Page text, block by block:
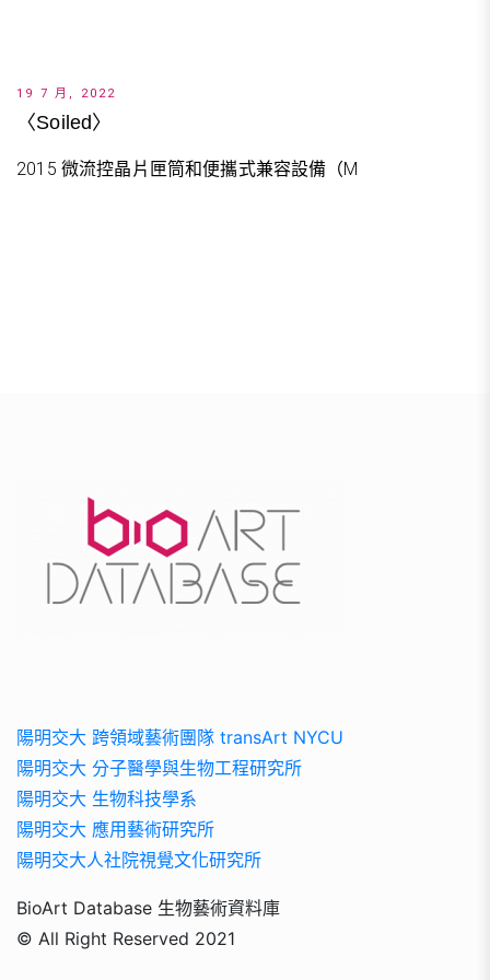
19 7 月, 2022
〈Soiled〉
2015 微流控晶片匣筒和便攜式兼容設備（M
陽明交大 跨領域藝術團隊 transArt NYCU
陽明交大 分子醫學與生物工程研究所
陽明交大 生物科技學系
陽明交大 應用藝術研究所
陽明交大人社院視覺文化研究所
BioArt Database 生物藝術資料庫
© All Right Reserved 2021